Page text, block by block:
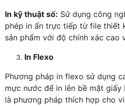
In kỹ thuật số: Sử dụng công
phép in ấn trực tiếp từ file thiết
sản phẩm với độ chính xác cao
In Flexo
Phương pháp in flexo sử dụng
mực nước để in lên bề mặt
là phương pháp thích hợp cho